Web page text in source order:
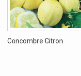
Concombre Citron